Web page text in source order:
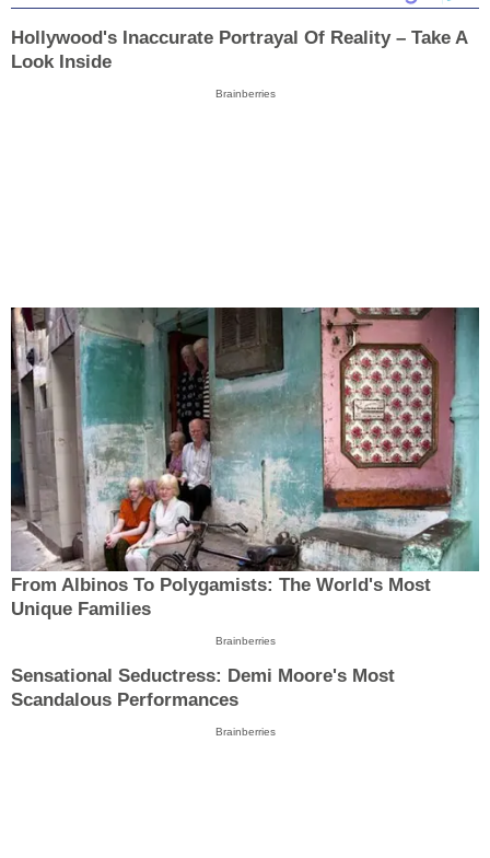
Hollywood's Inaccurate Portrayal Of Reality – Take A
Look Inside
Brainberries
From Albinos To Polygamists: The World's Most
Unique Families
Brainberries
Sensational Seductress: Demi Moore's Most
Scandalous Performances
Brainberries